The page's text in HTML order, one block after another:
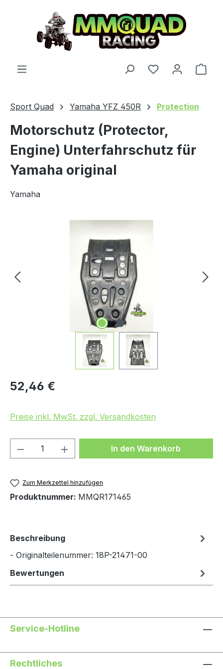
Zum Hauptinhalt springen
Du hast 0
Sport Quad Yamaha YFZ 450R Protection
Motorschutz (Protector,
Engine) Unterfahrschutz für
Yamaha original
Yamaha
Bildergalerie überspringen
Regulärer Preis:
52,46 €
Preise inkl. MwSt. zzgl. Versandkosten
Produkt Anzahl: Gib denIn den Warenkorb
Zum Merkzettel hinzufügen
Produktnummer: MMQR171465
Beschreibung
- Originalteilenummer: 18P-21471-00
Bewertungen
Service-Hotline
Rechtliches